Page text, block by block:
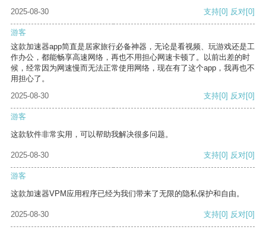
2025-08-30
支持[0] 反对[0]
游客
这款加速器app简直是居家旅行必备神器，无论是看视频、玩游戏还是工
作办公，都能畅享高速网络，再也不用担心网速卡顿了。以前出差的时
候，经常因为网速慢而无法正常使用网络，现在有了这个app，我再也不
用担心了。
2025-08-30
支持[0] 反对[0]
游客
这款软件非常实用，可以帮助我解决很多问题。
2025-08-30 支持[0] 反对[0]
游客
这款加速器VPM应用程序已经为我们带来了无限的隐私保护和自由。
2025-08-30 支持[0] 反对[0]